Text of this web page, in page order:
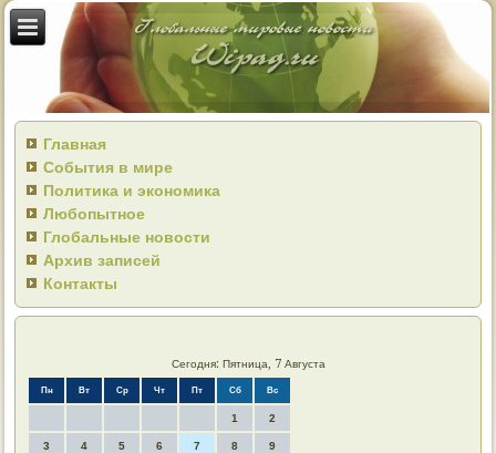
Главная
События в мире
Политика и экономика
Любопытное
Глобальные новости
Архив записей
Контакты
Сегодня: Пятница, 7 Августа
Пн Вт Ср Чт Пт Сб Вс
1 2
3 4 5 6 7 8 9